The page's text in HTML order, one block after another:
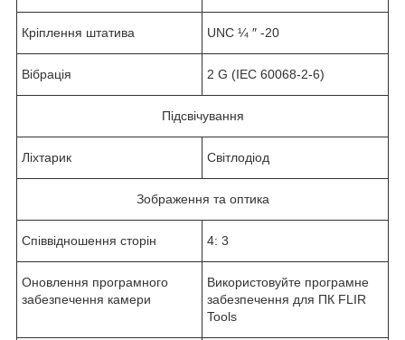
Кріплення штатива UNC ¼ ″ -20
Вібрація 2 G (IEC 60068-2-6)
Підсвічування
Ліхтарик Світлодіод
Зображення та оптика
Співвідношення сторін 4: 3
Оновлення програмного
забезпечення камери
Використовуйте програмне
забезпечення для ПК FLIR
Tools